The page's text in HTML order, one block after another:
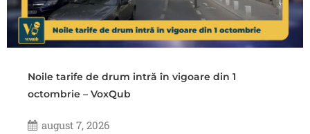
Noile tarife de drum intră în vigoare din 1
octombrie – VoxQub
august 7, 2026